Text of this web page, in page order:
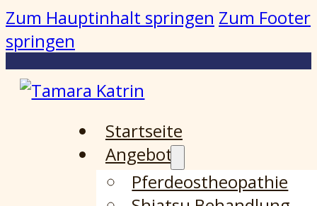
Zum Hauptinhalt springen Zum Footer
springen
Startseite
Angebot
Pferdeostheopathie